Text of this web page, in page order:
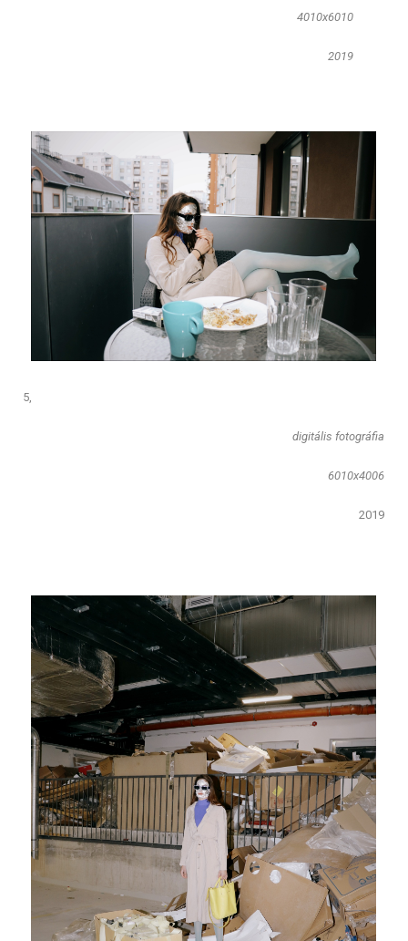
4010x6010
2019
5,
​digitális fotográfia
6010x4006
2019​